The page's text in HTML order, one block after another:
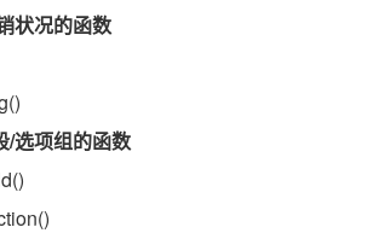
状况的函数
/选项组的函数